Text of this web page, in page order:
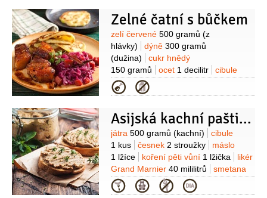
Zelné čatní s bůčkem
Suroviny
zelí červené 500 gramů (z
hlávky)
dýně 300 gramů
(dužina)
cukr hnědý
150 gramů
ocet 1 decilitr
cibule
1 kus
olej
(čerstvý, nastrouhaný)
paprička chilli
2 stroužky
Na pečení: vepřové maso
750 gramů
(bůček bez kosti)
cibule
1 kus
(střední)
sójová omáčka
4 lžíce
cukr hnědý 2 lžíce
sůl
15 gramů
pepř černý1 lžička
(čerstvě drcený)
citronová kůra
1 lžička (strouhaná )
Kategorie
Asijská kachní paštika
Suroviny
játra 500 gramů (kachní)
cibule
1 kus
česnek 2 stroužky
máslo
1 lžíce
koření pěti vůní 1 lžička
likér
Grand Marnier 40 mililitrů
smetana
na šlehání
50 mililitrů
100 gramů (změklé)
máslo
Kategorie